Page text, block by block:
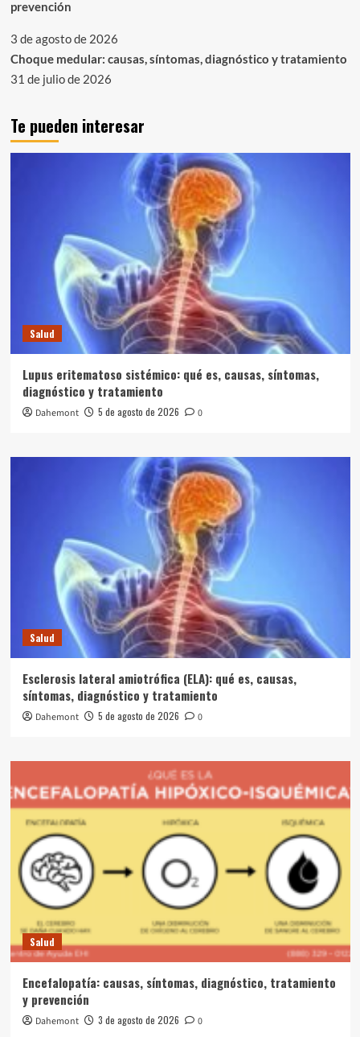
prevención
3 de agosto de 2026
Choque medular: causas, síntomas, diagnóstico y tratamiento
31 de julio de 2026
Te pueden interesar
Salud
Lupus eritematoso sistémico: qué es, causas, síntomas,
diagnóstico y tratamiento
Dahemont 5 de agosto de 2026 0
Salud
Esclerosis lateral amiotrófica (ELA): qué es, causas,
síntomas, diagnóstico y tratamiento
Dahemont 5 de agosto de 2026 0
Salud
Encefalopatía: causas, síntomas, diagnóstico, tratamiento
y prevención
Dahemont 3 de agosto de 2026 0